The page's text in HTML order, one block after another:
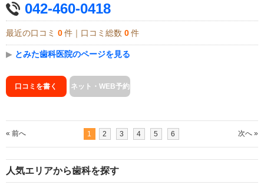
042-460-0418
最近の口コミ 0 件｜口コミ総数 0 件
▶ とみた歯科医院のページを見る
口コミを書く ネット・WEB予約
« 前へ 1 2 3 4 5 6 次へ »
人気エリアから歯科を探す